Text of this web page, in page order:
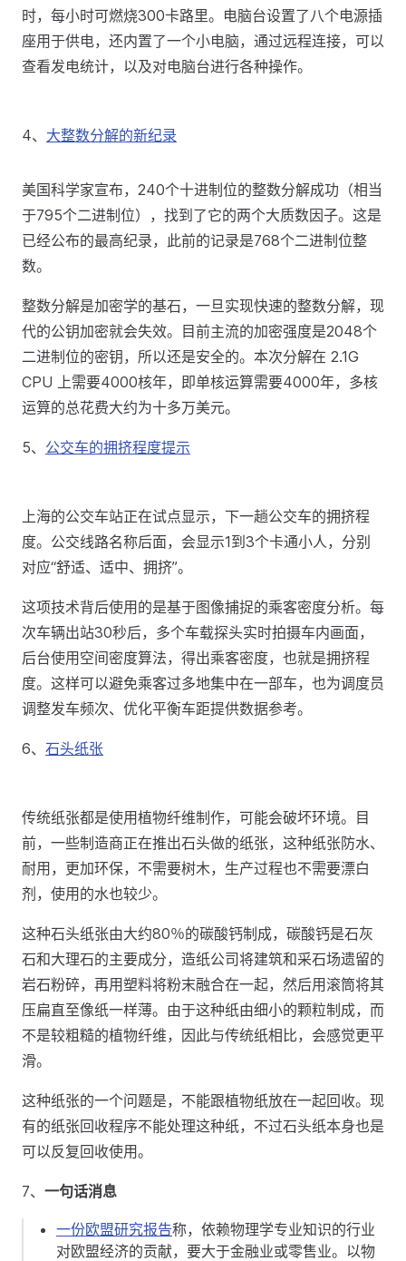
时，每小时可燃烧300卡路里。电脑台设置了八个电源插
座用于供电，还内置了一个小电脑，通过远程连接，可以
查看发电统计，以及对电脑台进行各种操作。
4、 大整数分解的新纪录
美国科学家宣布，240个十进制位的整数分解成功（相当
于795个二进制位），找到了它的两个大质数因子。这是
已经公布的最高纪录，此前的记录是768个二进制位整
数。
整数分解是加密学的基石，一旦实现快速的整数分解，现
代的公钥加密就会失效。目前主流的加密强度是2048个
二进制位的密钥，所以还是安全的。本次分解在 2.1G
CPU 上需要4000核年，即单核运算需要4000年，多核
运算的总花费大约为十多万美元。
5、 公交车的拥挤程度提示
上海的公交车站正在试点显示，下一趟公交车的拥挤程
度。公交线路名称后面，会显示1到3个卡通小人，分别
对应“舒适、适中、拥挤”。
这项技术背后使用的是基于图像捕捉的乘客密度分析。每
次车辆出站30秒后，多个车载探头实时拍摄车内画面，
后台使用空间密度算法，得出乘客密度，也就是拥挤程
度。这样可以避免乘客过多地集中在一部车，也为调度员
调整发车频次、优化平衡车距提供数据参考。
6、 石头纸张
传统纸张都是使用植物纤维制作，可能会破坏环境。目
前，一些制造商正在推出石头做的纸张，这种纸张防水、
耐用，更加环保，不需要树木，生产过程也不需要漂白
剂，使用的水也较少。
这种石头纸张由大约80％的碳酸钙制成，碳酸钙是石灰
石和大理石的主要成分，造纸公司将建筑和采石场遗留的
岩石粉碎，再用塑料将粉末融合在一起，然后用滚筒将其
压扁直至像纸一样薄。由于这种纸由细小的颗粒制成，而
不是较粗糙的植物纤维，因此与传统纸相比，会感觉更平
滑。
这种纸张的一个问题是，不能跟植物纸放在一起回收。现
有的纸张回收程序不能处理这种纸，不过石头纸本身也是
可以反复回收使用。
7、 一句话消息
一份欧盟研究报告称，依赖物理学专业知识的行业
对欧盟经济的贡献，要大于金融业或零售业。以物